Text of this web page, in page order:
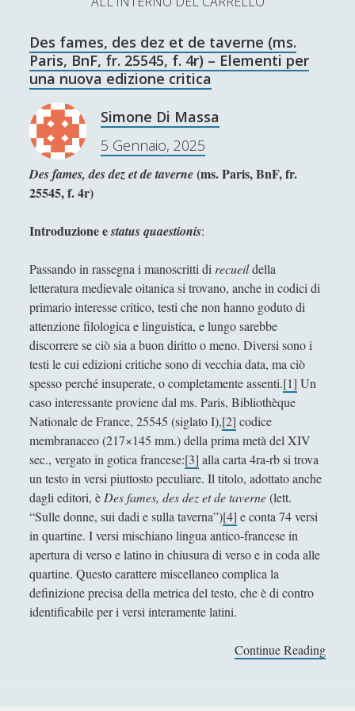
Contatti & Collabora!
La nostra storia
t
w
i
t
e
r
f
a
c
b
o
o
k
y
o
u
u
b
e
CERCA
S
a
r
h
SUPPORT US
donazione tramite PayPal!
Contenuti
► Antologia(4)
► Filosofia(799)
► Saggi(72)
(84)
► Storia(144)
► Libri Recensiti (441)
► Random(28)
► Ironia (7)
Un Po’ Di Narrativa
Des fames, des dez et de taverne (ms.
Paris, BnF, fr. 25545, f. 4r) – Elementi per
una nuova edizione critica
Simone Di Massa
5 Gennaio, 2025
Des fames, des dez et de taverne(ms. Paris, BnF, fr.
25545, f. 4r)
Introduzione estatus quaestionis:
Passando in rassegna i manoscritti di recueildella
letteratura medievale oitanica si trovano, anche in codici di
primario interesse critico, testi che non hanno goduto di
attenzione filologica e linguistica, e lungo sarebbe
discorrere se ciò sia a buon diritto o meno. Diversi sono i
testi le cui edizioni critiche sono di vecchia data, ma ciò
spesso perché insuperate, o completamente assenti.[1] Un
caso interessante proviene dal ms. Paris, Bibliothèque
Nationale de France, 25545 (siglato I),[2] codice
membranaceo (217×145 mm.) della prima metà del XIV
sec., vergato in gotica francese:[3] alla carta 4ra-rb si trova
un testo in versi piuttosto peculiare. Il titolo, adottato anche
dagli editori, è Des fames, des dez et de taverne(lett.
“Sulle donne, sui dadi e sulla taverna”)[4] e conta 74 versi
in quartine. I versi mischiano lingua antico-francese in
apertura di verso e latino in chiusura di verso e in coda alle
quartine. Questo carattere miscellaneo complica la
definizione precisa della metrica del testo, che è di contro
identificabile per i versi interamente latini.
Continue ReadingD